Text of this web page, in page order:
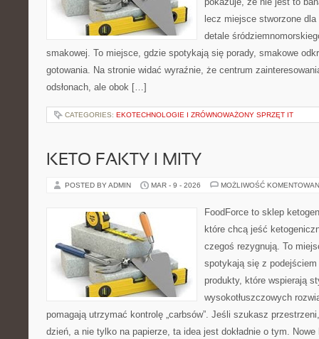
lecz miejsce stworzone
detale
smakowej. To miejsce, gdzie spotykają się porady, smakowe
gotowania. Na stronie widać wyraźnie, że centrum
odsłonach, ale obok […]
CATEGORIES: EKOTECHNOLOGIE I ZRÓWNOWAŻONY SPRZĘT IT
KETO FAKTY I MITY
POSTED BY ADMIN MAR - 9 - 2026 MOŻLIWOŚĆ
FoodForce to sklep
które chcą jeść
czegoś rezygnują. To
spotykają się z
produkty, które wspierają
wysokotłuszczowych
pomagają utrzymać kontrolę „carbsów”. Jeśli szukasz
dzień, a nie tylko na papierze, ta idea jest dokładnie o tym.